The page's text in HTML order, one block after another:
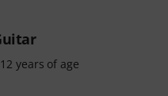
years of age